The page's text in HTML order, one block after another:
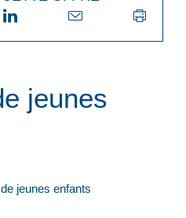
jeunes
jeunes enfants